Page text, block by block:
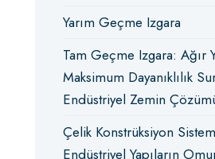
Yarım Geçme Izgara
Tam Geçme Izgara: Ağır
Maksimum Dayanıklılık
Endüstriyel Zemin
Çelik Konstrüksiyon
Endüstriyel Yapıların